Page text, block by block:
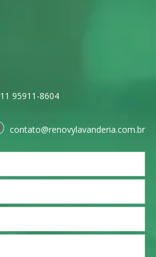
11 95911-8604
contato@renovylavanderia.com.br